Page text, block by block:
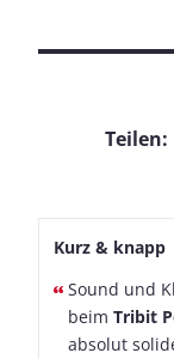
Teilen:
Kurz & knapp
Sound und
beim Tribit
absolut